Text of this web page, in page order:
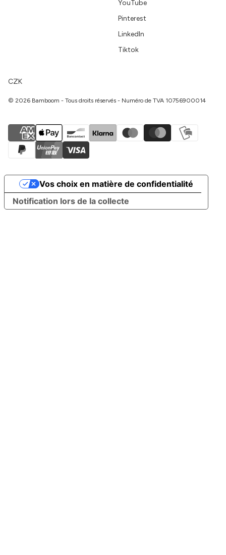
YouTube
Pinterest
LinkedIn
Tiktok
CZK
© 2026 Bamboom - Tous droits réservés - Numéro de TVA 10756900014
Notification lors de la collecte
Vos choix en matière de confidentialité